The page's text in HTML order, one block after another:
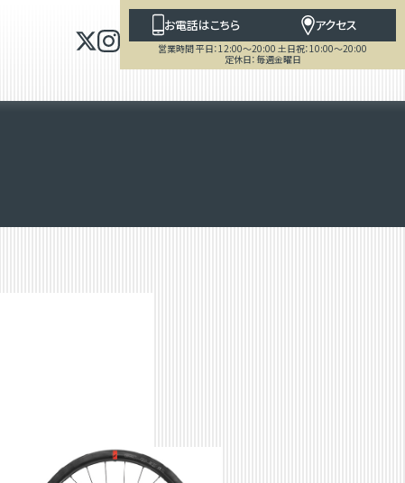
お電話はこちら アクセス
営業時間 平日：12:00～20:00 土日祝：10:00～20:00
定休日：毎週金曜日